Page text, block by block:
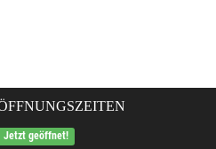
Jetzt geöffnet!